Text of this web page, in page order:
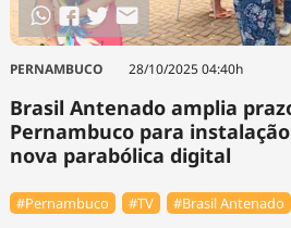
PERNAMBUCO 28/10/2025 04:40h
Brasil Antenado amplia
Pernambuco para
nova parabólica digital
#Pernambuco #TV #Brasil Antenado